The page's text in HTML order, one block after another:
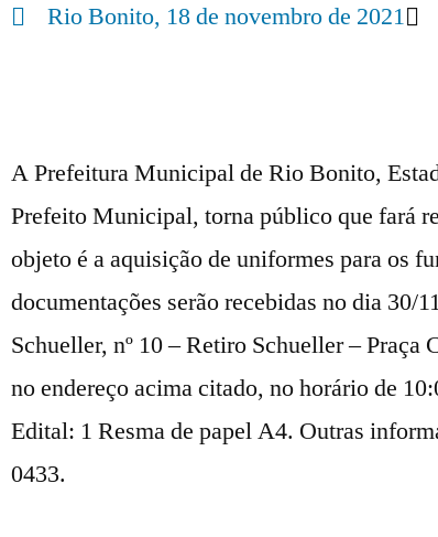
Rio Bonito, 18 de novembro de 2021
A Prefeitura Municipal de Rio Bonito,
Prefeito Municipal, torna público que fará
objeto é a aquisição de uniformes para os
documentações serão recebidas no dia
Schueller, nº 10 – Retiro Schueller –
no endereço acima citado, no horário de
Edital: 1 Resma de papel A4. Outras
0433.